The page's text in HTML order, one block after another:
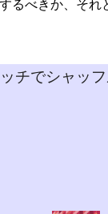
るべきか、そ
チでシャッフ